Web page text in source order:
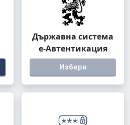
Държавна система
е-Автентикация
Избери